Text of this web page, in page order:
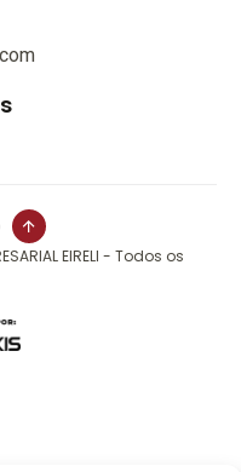
EIRELI - Todos os